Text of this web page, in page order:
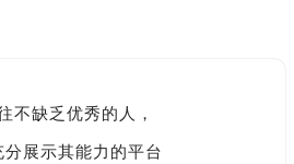
不缺乏优秀的人，
分展示其能力的平台